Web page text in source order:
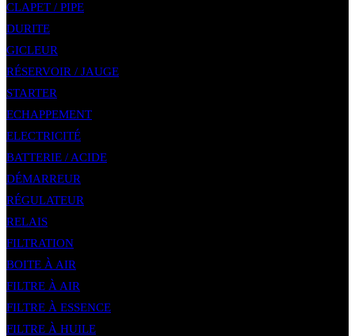
CLAPET / PIPE
DURITE
GICLEUR
RÉSERVOIR / JAUGE
STARTER
ECHAPPEMENT
ELECTRICITÉ
BATTERIE / ACIDE
DÉMARREUR
RÉGULATEUR
RELAIS
FILTRATION
BOITE À AIR
FILTRE À AIR
FILTRE À ESSENCE
FILTRE À HUILE